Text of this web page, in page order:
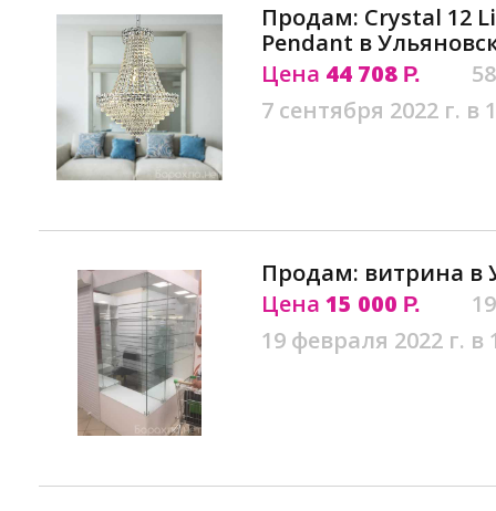
Продам: Crystal 12
Pendant в
Цена 44 708 Р.
7 сентября 2022 г. в
Продам: витрина в
Цена 15 000 Р.
19 февраля 2022 г. в